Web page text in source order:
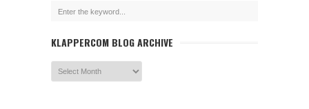
KLAPPERCOM BLOG ARCHIVE